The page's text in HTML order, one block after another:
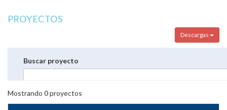
PROYECTOS
Descargas
Buscar proyecto
Mostrando 0proyectos